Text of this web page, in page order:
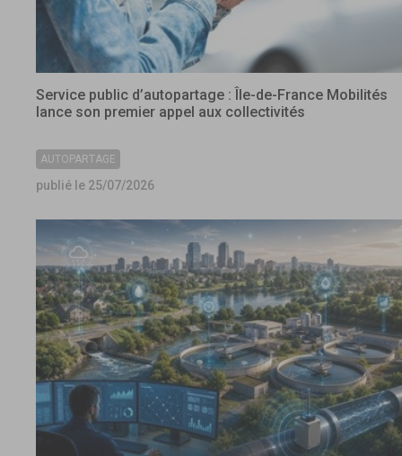
Service public d’autopartage : Île-de-France Mobilités
lance son premier appel aux collectivités
AUTOPARTAGE
publié le 25/07/2026